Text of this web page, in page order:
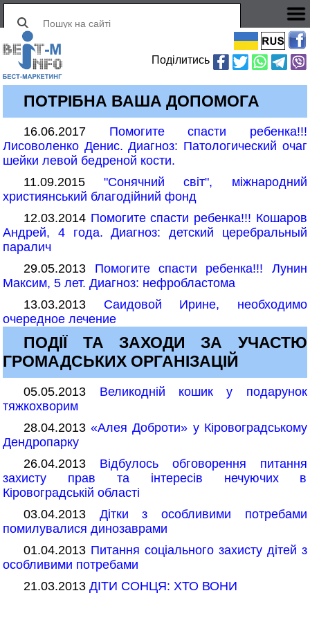
Поділитись
ПОТРІБНА ВАША ДОПОМОГА
16.06.2017 Помогите спасти ребенка!!!
Лисоволенко Денис. Диагноз: Патологический очаг
шейки левой бедреной кости.
11.09.2015"Сонячний світ", міжнародний
християнський благодійний фонд
12.03.2014 Помогите спасти ребенка!!! Кошаров
Андрей, 4 года. Диагноз: детский церебральный
паралич
29.05.2013 Помогите спасти ребенка!!! Лунин
Максим, 5 лет. Диагноз: нефробластома
13.03.2013 Саидовой Ирине, необходимо
очередное лечение
ПОДІЇ ТА ЗАХОДИ ЗА УЧАСТЮ
ГРОМАДСЬКИХ ОРГАНІЗАЦІЙ
05.05.2013 Великодній кошик у подарунок
тяжкохворим
28.04.2013«Алея Доброти» у Кіровоградському
Дендропарку
26.04.2013 Відбулось обговорення питання
захисту прав та інтересів нечуючих в
Кіровоградській області
03.04.2013 Дітки з особливими потребами
помилувалися динозаврами
01.04.2013 Питання соціального захисту дітей з
особливими потребами
21.03.2013ДІТИ СОНЦЯ: ХТО ВОНИ